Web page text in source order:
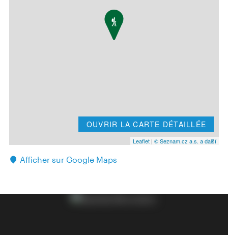
OUVRIR LA CARTE DÉTAILLÉE
Leaflet | © Seznam.cz a.s. a další
Afficher sur Google Maps